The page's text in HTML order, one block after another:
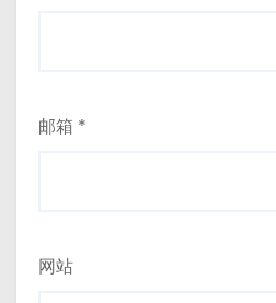
邮箱 *
网站